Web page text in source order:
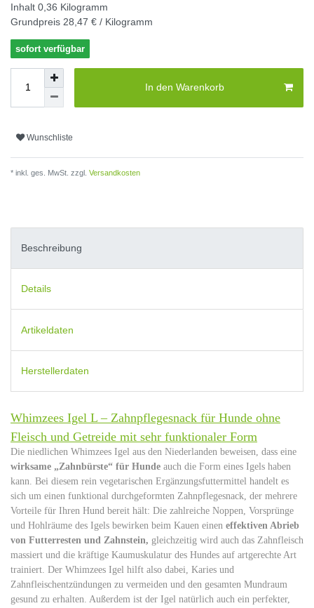
Inhalt 0,36 Kilogramm
Grundpreis 28,47 € / Kilogramm
sofort verfügbar
In den Warenkorb
Wunschliste
* inkl. ges. MwSt. zzgl. Versandkosten
Beschreibung
Details
Artikeldaten
Herstellerdaten
Whimzees Igel L – Zahnpflegesnack für Hunde ohne
Fleisch und Getreide mit sehr funktionaler Form
Die niedlichen Whimzees Igel aus den Niederlanden beweisen, dass eine
wirksame „Zahnbürste“ für Hunde auch die Form eines Igels haben
kann. Bei diesem rein vegetarischen Ergänzungsfuttermittel handelt es
sich um einen funktional durchgeformten Zahnpflegesnack, der mehrere
Vorteile für Ihren Hund bereit hält: Die zahlreiche Noppen, Vorsprünge
und Hohlräume des Igels bewirken beim Kauen einen effektiven Abrieb
von Futterresten und Zahnstein, gleichzeitig wird auch das Zahnfleisch
massiert und die kräftige Kaumuskulatur des Hundes auf artgerechte Art
trainiert. Der Whimzees Igel hilft also dabei, Karies und
Zahnfleischentzündungen zu vermeiden und den gesamten Mundraum
gesund zu erhalten. Außerdem ist der Igel natürlich auch ein perfekter,